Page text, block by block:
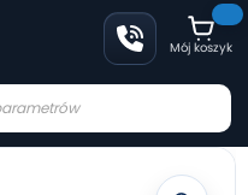
Mój koszyk